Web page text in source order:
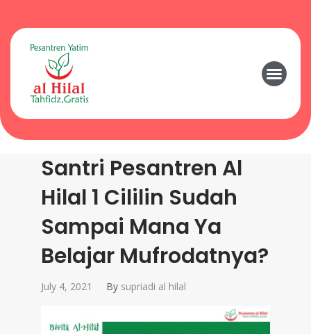
Santri Pesantren Al
Hilal 1 Cililin Sudah
Sampai Mana Ya
Belajar Mufrodatnya?
July 4, 2021 By supriadi al hilal